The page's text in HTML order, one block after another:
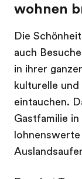
wohnen
Die
auch
in ihrer
kulturelle
eintauchen.
Gastfamilie